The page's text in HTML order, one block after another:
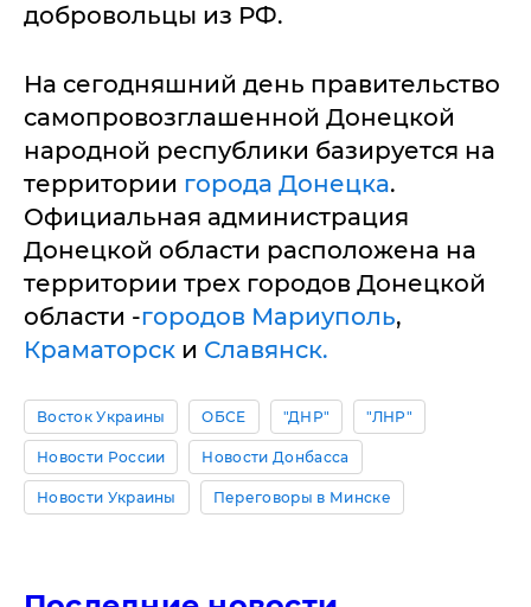
добровольцы из РФ.
На сегодняшний день правительство
самопровозглашенной Донецкой
народной республики базируется на
территории города Донецка.
Официальная администрация
Донецкой области расположена на
территории трех городов Донецкой
области -городов Мариуполь,
Краматорск и Славянск.
Восток Украины ОБСЕ "ДНР" "ЛНР"
Новости России Новости Донбасса
Новости Украины Переговоры в Минске